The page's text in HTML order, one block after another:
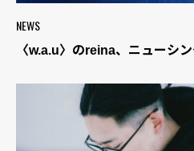
NEWS
〈w.a.u〉のreina、ニューシ